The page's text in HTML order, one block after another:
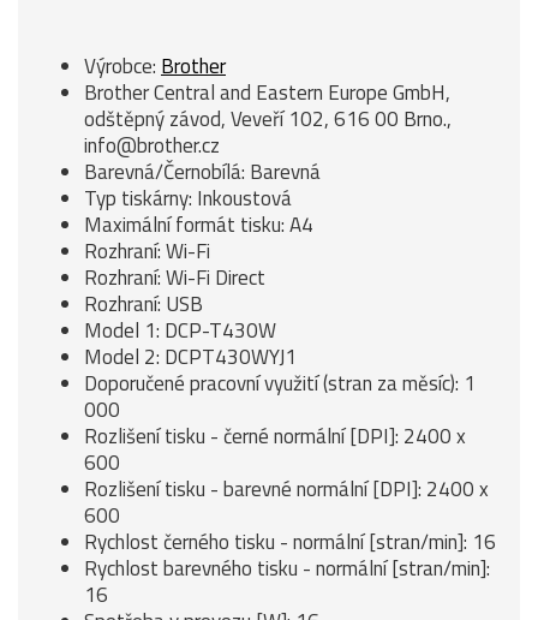
Výrobce: Brother
Brother Central and Eastern Europe GmbH,
odštěpný závod, Veveří 102, 616 00 Brno.,
info@brother.cz
Barevná/Černobílá: Barevná
Typ tiskárny: Inkoustová
Maximální formát tisku: A4
Rozhraní: Wi-Fi
Rozhraní: Wi-Fi Direct
Rozhraní: USB
Model 1: DCP-T430W
Model 2: DCPT430WYJ1
Doporučené pracovní využití (stran za měsíc): 1
000
Rozlišení tisku - černé normální [DPI]: 2400 x
600
Rozlišení tisku - barevné normální [DPI]: 2400 x
600
Rychlost černého tisku - normální [stran/min]: 16
Rychlost barevného tisku - normální [stran/min]:
16